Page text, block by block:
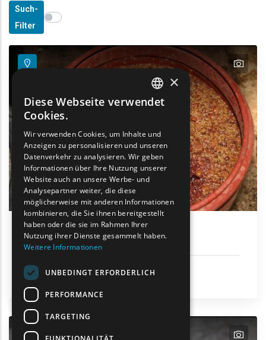
Such-
Filter
Show map on mouse hover
text
Tsipouro von Iasmos
Gastronomie und lokale Produkte
ENGLISH
FRENCH
BULGARIAN
ROMANIAN
TURKISH
×
Diese Webseite verwendet
Cookies.
Wir verwenden Cookies, um Inhalte und
Anzeigen zu personalisieren und unseren
Datenverkehr zu analysieren. Wir geben
Informationen über Ihre Nutzung unserer
Website auch an unsere Werbe- und
Analysepartner weiter, die diese
möglicherweise mit anderen Informationen
kombinieren, die Sie ihnen bereitgestellt
haben oder die sie im Rahmen Ihrer
Nutzung ihrer Dienste gesammelt haben.
Weitere Informationen
UNBEDINGT ERFORDERLICH
PERFORMANCE
TARGETING